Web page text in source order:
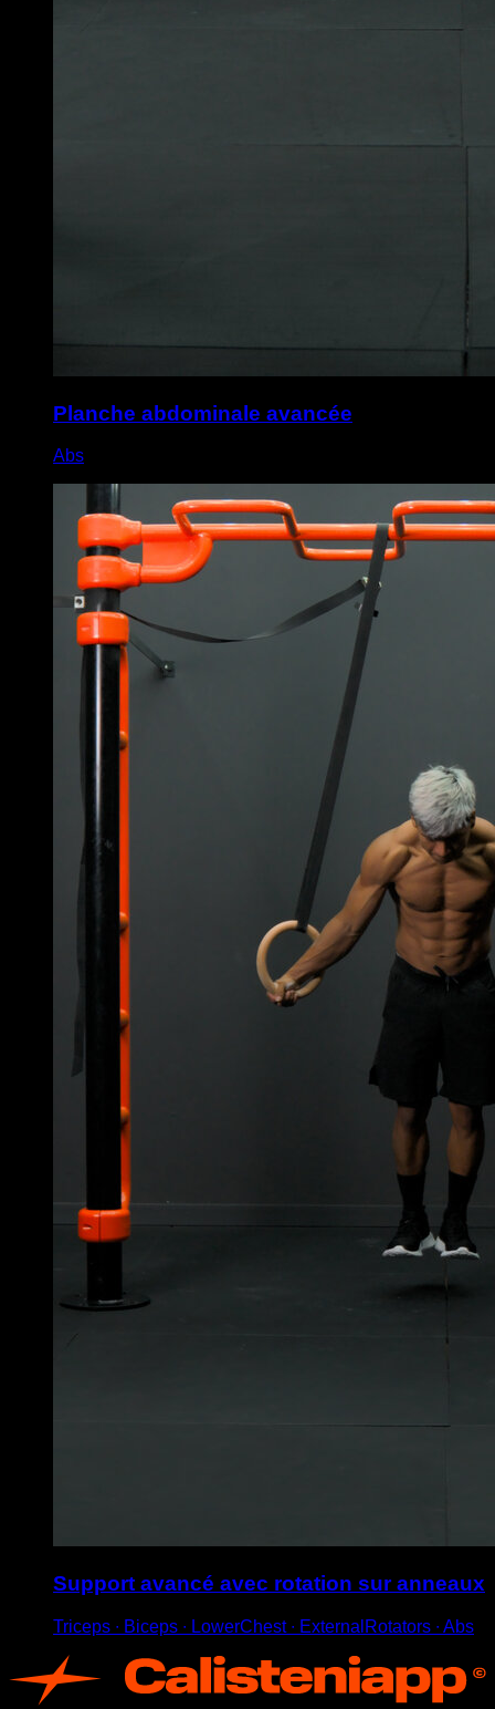
Planche abdominale avancée
Abs
Support avancé avec rotation sur anneaux
Triceps ∙ Biceps ∙ LowerChest ∙ ExternalRotators ∙ Abs